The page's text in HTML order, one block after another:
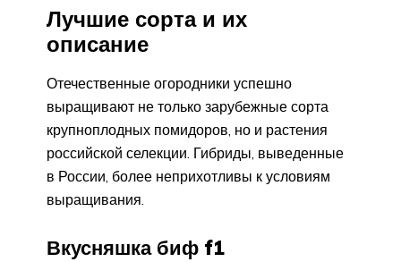
Лучшие сорта и их
описание
Отечественные огородники успешно
выращивают не только зарубежные сорта
крупноплодных помидоров, но и растения
российской селекции. Гибриды, выведенные
в России, более неприхотливы к условиям
выращивания.
Вкусняшка биф f1